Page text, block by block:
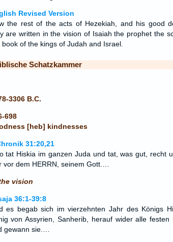
Revised Version
the rest of the acts of Hezekiah, and his good
are written in the vision of Isaiah the prophet the
book of the kings of Judah and Israel.
Schatzkammer
3306 B.C.
698
[heb] kindnesses
31:20,21
tat Hiskia im ganzen Juda und tat, was gut, recht
vor dem HERRN, seinem Gott.…
vision
36:1-39:8
es begab sich im vierzehnten Jahr des Königs
von Assyrien, Sanherib, herauf wider alle festen
gewann sie.…